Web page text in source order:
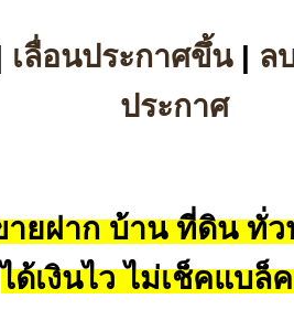
เลื่อนประกาศขึ้น| ล
ประกาศ
ยฝาก บ้าน ที่ดิน ทั่ว
ได้เงินไว ไม่เช็คแบล็